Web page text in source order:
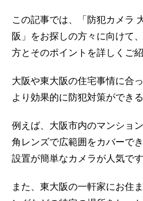
この記事では、「防犯カメラ
阪」をお探しの方々に向けて
方とそのポイントを詳しくご紹
大阪や東大阪の住宅事情に合
より効果的に防犯対策ができ
例えば、大阪市内のマンショ
角レンズで広範囲をカバーで
設置が簡単なカメラが人気です
また、東大阪の一軒家にお住